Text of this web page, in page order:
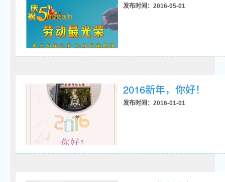
发布时间：2016-05-01
2016新年，你好！
发布时间：2016-01-01